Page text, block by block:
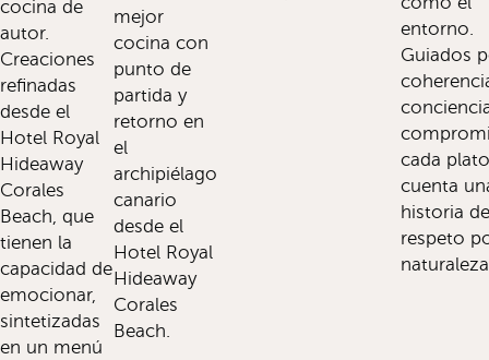
cocina de
autor.
Creaciones
refinadas
desde el
Hotel Royal
Hideaway
Corales
Beach, que
tienen la
capacidad de
emocionar,
sintetizadas
en un menú
mejor
cocina con
punto de
partida y
retorno en
el
archipiélago
canario
desde el
Hotel Royal
Hideaway
Corales
Beach.
entorno.
Guiados
cada plato
cuenta
historia de
respeto